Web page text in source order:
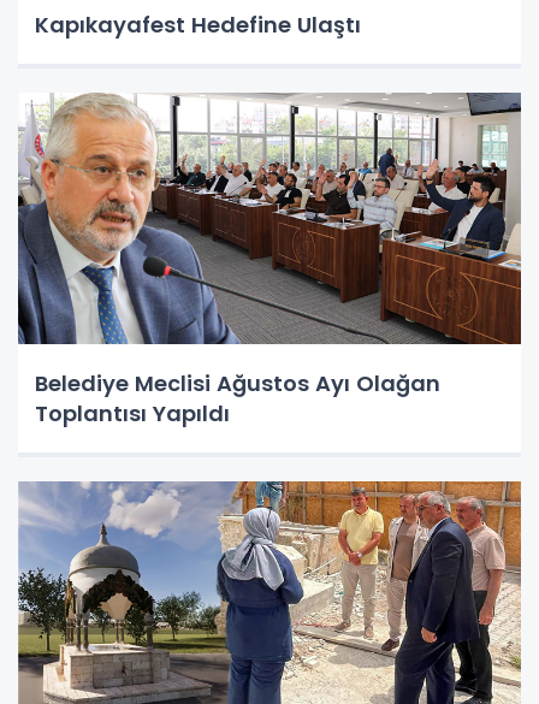
Kapıkayafest Hedefine Ulaştı
Belediye Meclisi Ağustos Ayı Olağan
Toplantısı Yapıldı